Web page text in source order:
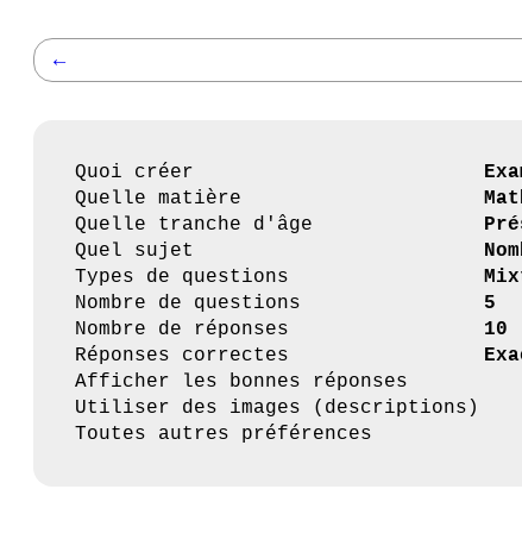
←
Quoi créer
Quelle matière
Quelle tranche d'âge
Quel sujet
Types de questions
Nombre de questions
5
Nombre de réponses
10
Réponses correctes
Afficher les bonnes réponses
Utiliser des images (descriptions)
Toutes autres préférences